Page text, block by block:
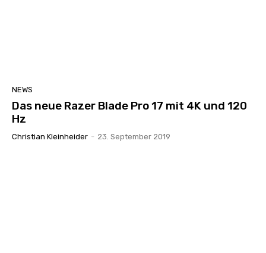
NEWS
Das neue Razer Blade Pro 17 mit 4K und 120
Hz
Christian Kleinheider - 23. September 2019